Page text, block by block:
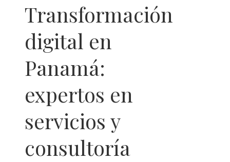
Transformación
digital en
Panamá:
expertos en
servicios y
consultoría